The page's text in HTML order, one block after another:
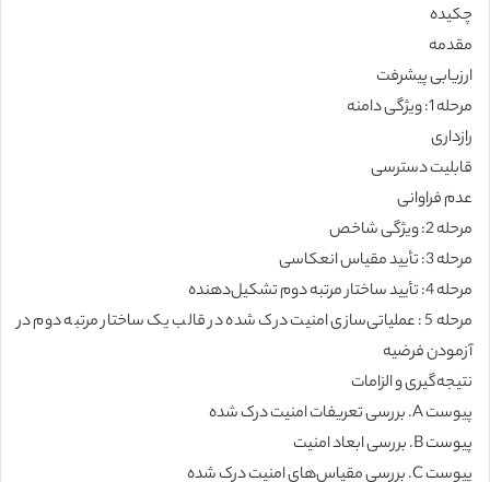
چکیده
مقدمه
ارزیابی پیشرفت
مرحله 1: ویژگی دامنه
رازداری
قابلیت دسترسی
عدم فراوانی
مرحله 2: ویژگی شاخص
مرحله 3: تأیید مقیاس انعکاسی
مرحله 4: تأیید ساختار مرتبه دوم تشکیل‌دهنده
مرحله 5: عملیاتی‌سازی امنیت درک شده در قالب یک ساختار مرتبه دوم در
آزمودن فرضیه
نتیجه‌گیری و الزامات
پیوست A. بررسی تعریفات امنیت درک شده
پیوست B. بررسی ابعاد امنیت
پیوست C. بررسی مقیاس‌های امنیت درک شده